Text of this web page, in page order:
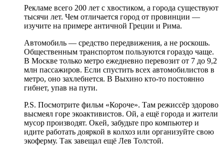
Рекламе всего 200 лет с хвостиком, а города существуют
тысячи лет. Чем отличается город от провинции —
изучите на примере античной Греции и Рима.
Автомобиль — средство передвижения, а не роскошь.
Общественным транспортом пользуются гораздо чаще.
В Москве только метро ежедневно перевозит от 7 до 9,2
млн пассажиров. Если спустить всех автомобилистов в
метро, оно захлебнется. В Выхино кто-то постоянно
гибнет, упав на пути.
P.S. Посмотрите фильм «Короче». Там режиссёр здорово
высмеял горе экоактивистов. Ой, а ещё города и жители
мусор производят. Окей, забудьте про компьютер и
идите работать дояркой в колхоз или организуйте свою
экоферму. Так завещал ещё Лев Толстой.